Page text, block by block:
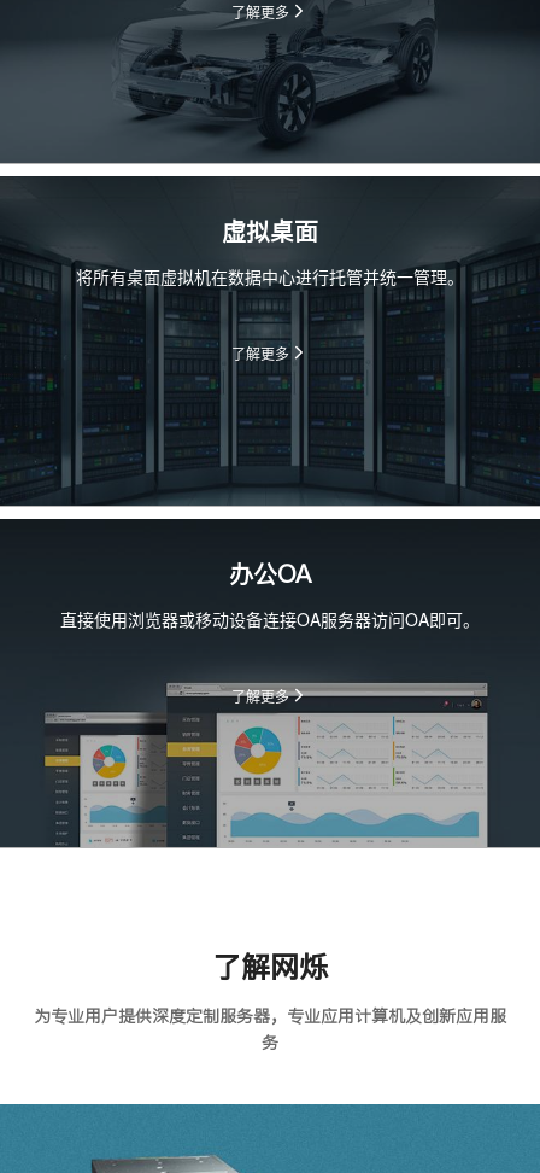
了解更多
虚拟桌面
将所有桌面虚拟机在数据中心进行托管并统一管理。
了解更多
办公OA
直接使用浏览器或移动设备连接OA服务器访问OA即可。
了解更多
了解网烁
为专业用户提供深度定制服务器，专业应用计算机及创新应用服
务